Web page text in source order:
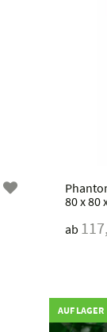
80 x 80
ab
AUF LAGER